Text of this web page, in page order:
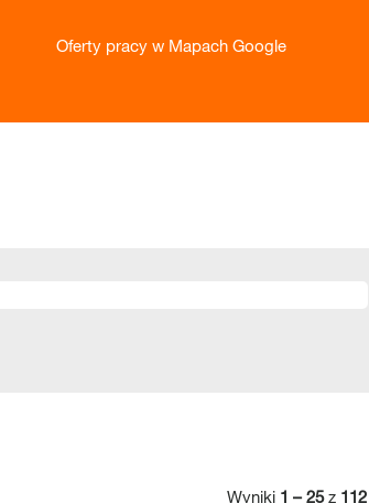
Oferty pracy w Mapach Google
Wyniki 1 – 25z 112